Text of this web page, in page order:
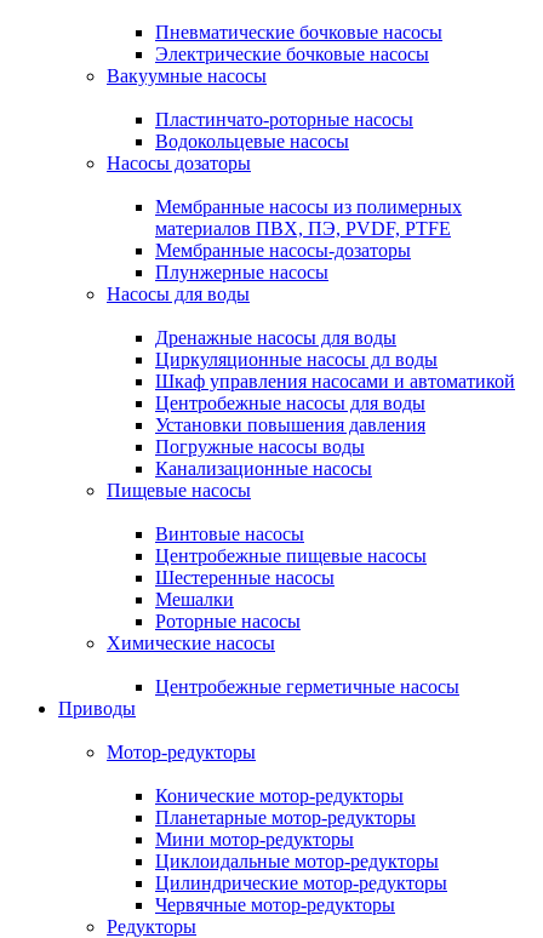
Пневматические бочковые насосы
Электрические бочковые насосы
Вакуумные насосы
Пластинчато-роторные насосы
Водокольцевые насосы
Насосы дозаторы
Мембранные насосы из полимерных
материалов ПВХ, ПЭ, PVDF, PTFE
Мембранные насосы-дозаторы
Плунжерные насосы
Насосы для воды
Дренажные насосы для воды
Циркуляционные насосы дл воды
Шкаф управления насосами и автоматикой
Центробежные насосы для воды
Установки повышения давления
Погружные насосы воды
Канализационные насосы
Пищевые насосы
Винтовые насосы
Центробежные пищевые насосы
Шестеренные насосы
Мешалки
Роторные насосы
Химические насосы
Центробежные герметичные насосы
Приводы
Мотор-редукторы
Конические мотор-редукторы
Планетарные мотор-редукторы
Мини мотор-редукторы
Циклоидальные мотор-редукторы
Цилиндрические мотор-редукторы
Червячные мотор-редукторы
Редукторы